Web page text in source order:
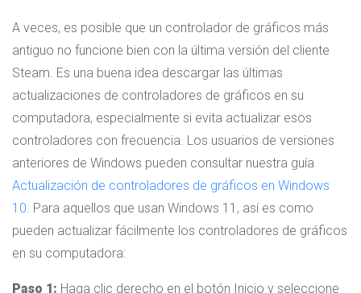
A veces, es posible que un controlador de gráficos más
antiguo no funcione bien con la última versión del cliente
Steam. Es una buena idea descargar las últimas
actualizaciones de controladores de gráficos en su
computadora, especialmente si evita actualizar esos
controladores con frecuencia. Los usuarios de versiones
anteriores de Windows pueden consultar nuestra guía
Actualización de controladores de gráficos en Windows
10. Para aquellos que usan Windows 11, así es como
pueden actualizar fácilmente los controladores de gráficos
en su computadora:
Paso 1: Haga clic derecho en el botón Inicio y seleccione